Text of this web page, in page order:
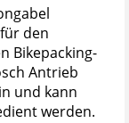
den
Bikepacking-
Antrieb
und kann
werden.